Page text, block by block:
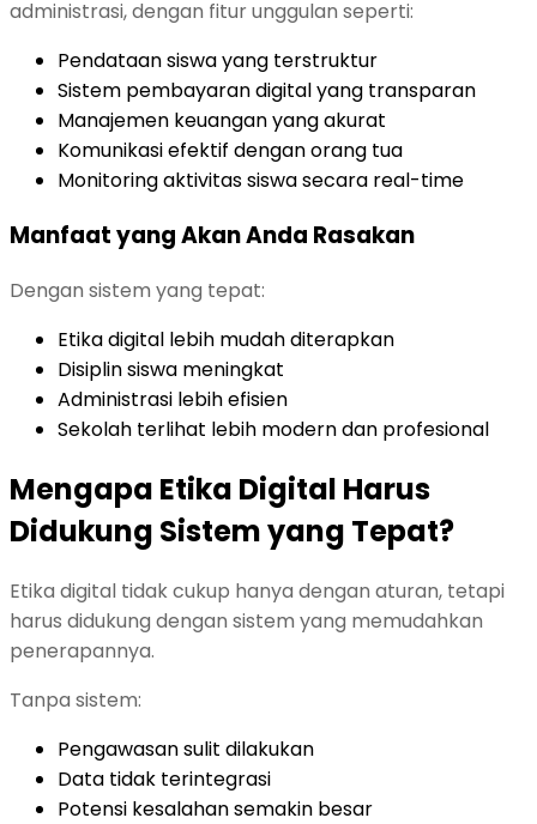
administrasi, dengan fitur unggulan seperti:
Pendataan siswa yang terstruktur
Sistem pembayaran digital yang transparan
Manajemen keuangan yang akurat
Komunikasi efektif dengan orang tua
Monitoring aktivitas siswa secara real-time
Manfaat yang Akan Anda Rasakan
Dengan sistem yang tepat:
Etika digital lebih mudah diterapkan
Disiplin siswa meningkat
Administrasi lebih efisien
Sekolah terlihat lebih modern dan profesional
Mengapa Etika Digital Harus
Didukung Sistem yang Tepat?
Etika digital tidak cukup hanya dengan aturan, tetapi
harus didukung dengan sistem yang memudahkan
penerapannya.
Tanpa sistem:
Pengawasan sulit dilakukan
Data tidak terintegrasi
Potensi kesalahan semakin besar